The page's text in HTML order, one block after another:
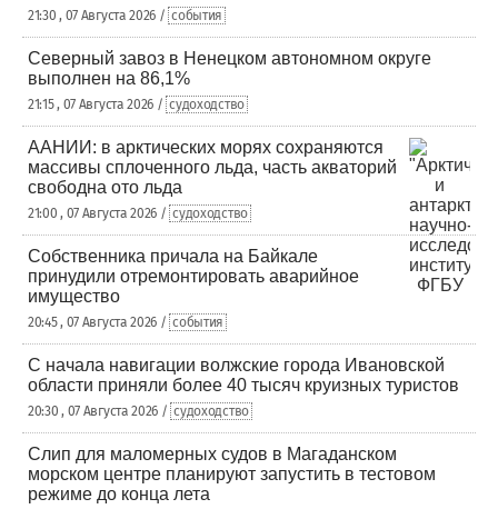
21:30 , 07 Августа 2026 / события
Северный завоз в Ненецком автономном округе
выполнен на 86,1%
21:15 , 07 Августа 2026 / судоходство
ААНИИ: в арктических морях сохраняются
массивы сплоченного льда, часть акваторий
свободна ото льда
21:00 , 07 Августа 2026 / судоходство
Собственника причала на Байкале
принудили отремонтировать аварийное
имущество
20:45 , 07 Августа 2026 / события
С начала навигации волжские города Ивановской
области приняли более 40 тысяч круизных туристов
20:30 , 07 Августа 2026 / судоходство
Слип для маломерных судов в Магаданском
морском центре планируют запустить в тестовом
режиме до конца лета